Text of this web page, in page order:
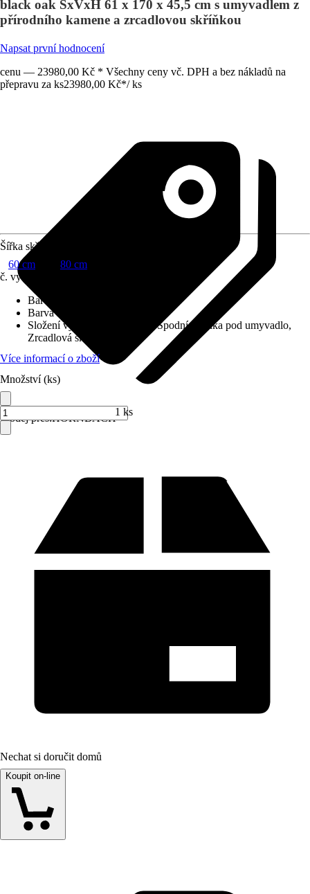
black oak ŠxVxH 61 x 170 x 45,5 cm s umyvadlem z
přírodního kamene a zrcadlovou skříňkou
Napsat první hodnocení
cenu — 23980,00 Kč * Všechny ceny vč. DPH a bez nákladů na
přepravu za ks23980,00 Kč*/ ks
Prodej přes:HORNBACH
Šířka skříňky
60 cm
80 cm
č. výrobku
Barva čela
Barva korpusu
Složení výrobku
Umyvadlo, Spodní skříňka pod umyvadlo,
Zrcadlová skříňka
Více informací o zboží
Množství (ks)
1 ks
Nechat si doručit domů
Koupit on-line